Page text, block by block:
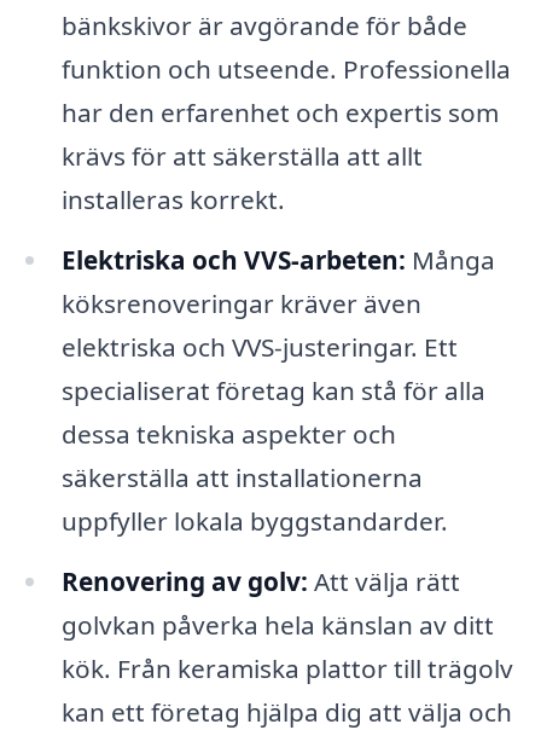
bänkskivor är avgörande för både
funktion och utseende. Professionella
har den erfarenhet och expertis som
krävs för att säkerställa att allt
installeras korrekt.
Elektriska och VVS-arbeten: Många
köksrenoveringar kräver även
elektriska och VVS-justeringar. Ett
specialiserat företag kan stå för alla
dessa tekniska aspekter och
säkerställa att installationerna
uppfyller lokala byggstandarder.
Renovering av golv: Att välja rätt
golvkan påverka hela känslan av ditt
kök. Från keramiska plattor till trägolv
kan ett företag hjälpa dig att välja och